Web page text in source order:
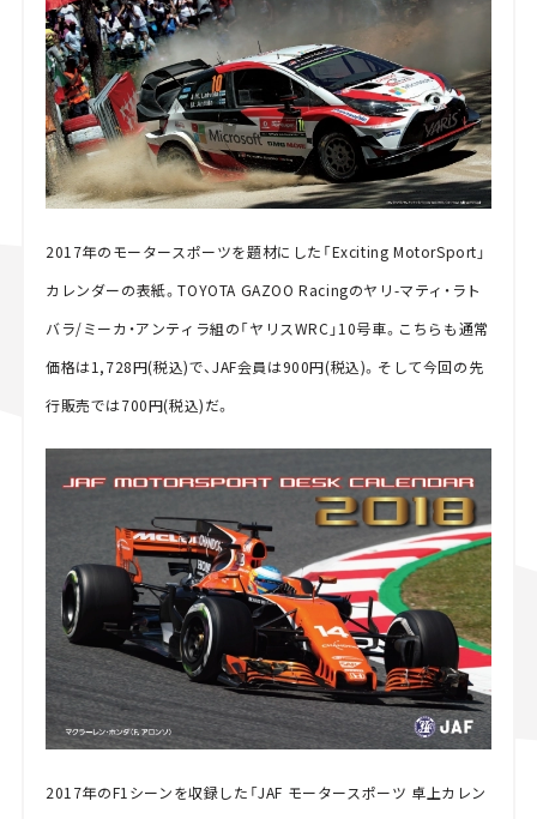
2017年のモータースポーツを題材にした「Exciting MotorSport」
カレンダーの表紙。TOYOTA GAZOO Racingのヤリ-マティ・ラト
バラ/ミーカ・アンティラ組の「ヤリスWRC」10号車。こちらも通常
価格は1,728円(税込)で、JAF会員は900円(税込)。そして今回の先
行販売では700円(税込)だ。
2017年のF1シーンを収録した「JAF モータースポーツ 卓上カレン